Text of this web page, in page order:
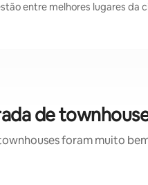
entre melhores lugares da
de
foram muito